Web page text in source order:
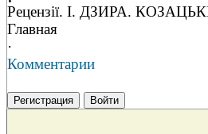
Рецензiї. I. ДЗИРА.
Главная
·
Комментарии
Регистрация Войти